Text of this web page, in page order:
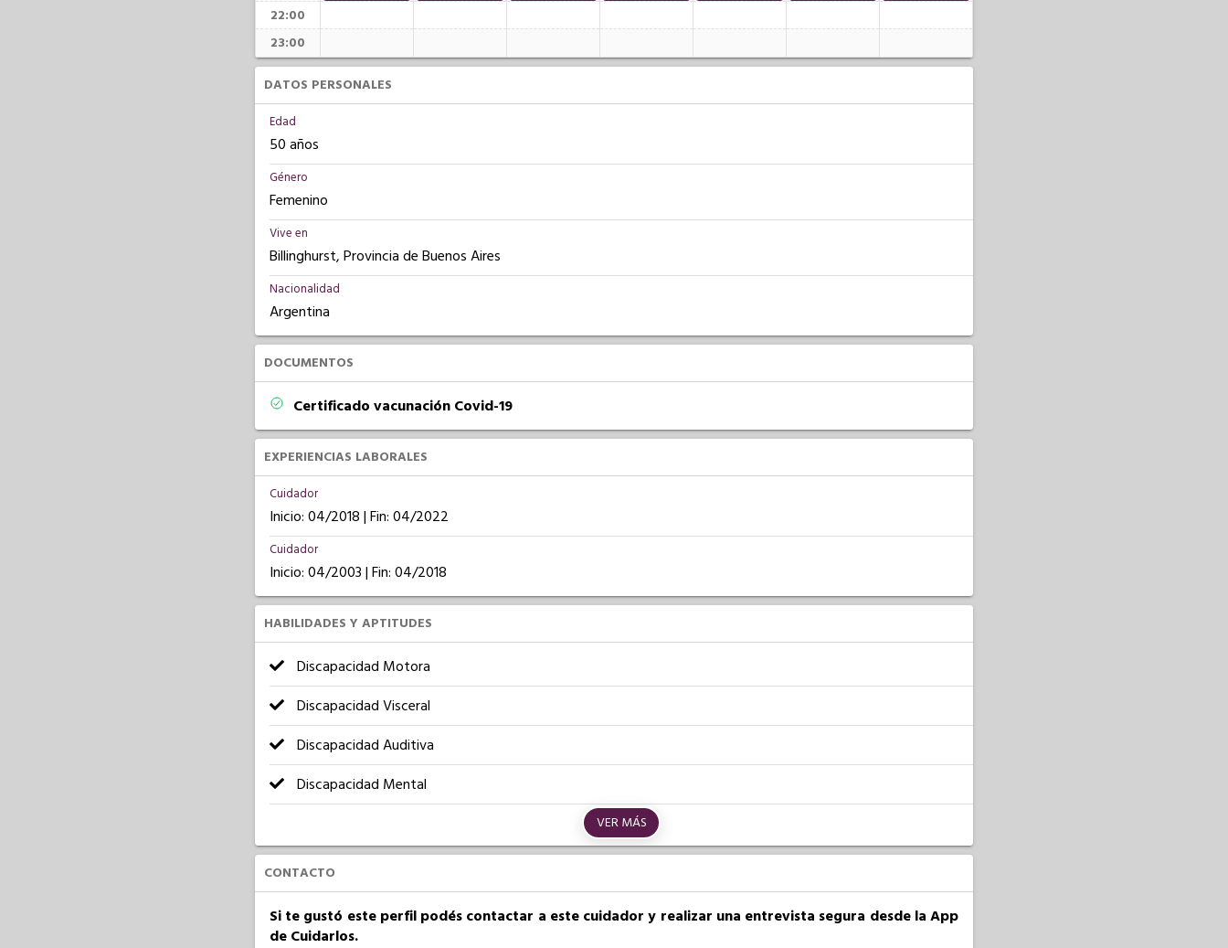
22:00
23:00
DATOS PERSONALES
Edad
50 años
Género
Femenino
Vive en
Billinghurst, Provincia de Buenos Aires
Nacionalidad
Argentina
DOCUMENTOS
Certificado vacunación Covid-19
EXPERIENCIAS LABORALES
Cuidador
Inicio: 04/2018 | Fin: 04/2022
Cuidador
Inicio: 04/2003 | Fin: 04/2018
HABILIDADES Y APTITUDES
Discapacidad Motora
Discapacidad Visceral
Discapacidad Auditiva
Discapacidad Mental
VER MÁS
CONTACTO
Si te gustó este perfil podés contactar a este cuidador y realizar una entrevista segura desde la App
de Cuidarlos.